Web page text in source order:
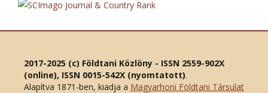
2017-2025 (c) Földtani Közlöny - ISSN 2559-902X
(online), ISSN 0015-542X (nyomtatott).
Alapítva 1871-ben, kiadja a Magyarhoni Földtani Társulat